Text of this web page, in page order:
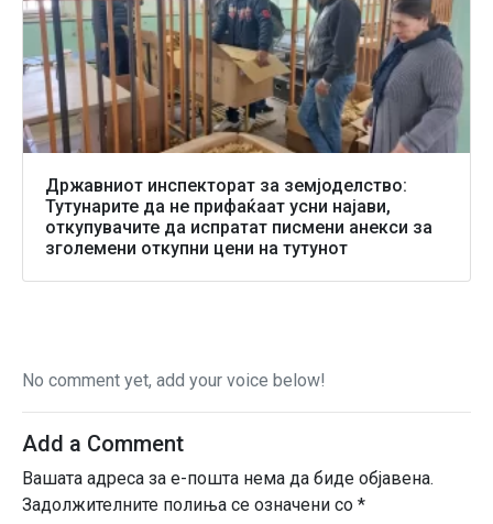
Државниот инспекторат за земјоделство:
Тутунарите да не прифаќаат усни најави,
откупувачите да испратат писмени анекси за
зголемени откупни цени на тутунот
No comment yet, add your voice below!
Add a Comment
Вашата адреса за е-пошта нема да биде објавена.
Задолжителните полиња се означени со *